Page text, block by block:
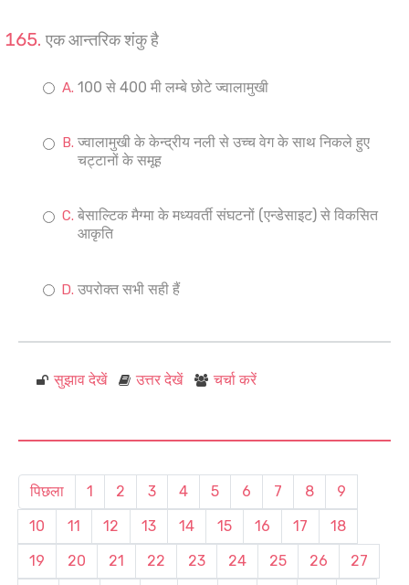
एक आन्तरिक शंकु है
100 से 400 मी लम्बे छोटे ज्वालामुखी
ज्वालामुखी के केन्द्रीय नली से उच्च वेग के साथ निकले हुए
चट्टानों के समूह
बेसाल्टिक मैग्मा के मध्यवर्ती संघटनों (एन्डेसाइट) से विकसित
आकृति
उपरोक्त सभी सही हैं
सुझाव देखें उत्तर देखें चर्चा करें
पिछला 1 2 3 4 5 6 7 8
9
10
11 12 13 14 15 16 17
18
19
20 21 22 23 24 25 26
27